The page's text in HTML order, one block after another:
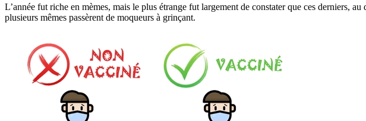
L’année fut riche en mèmes, mais le plus étrange fut largement de constater que ces derniers,
plusieurs mêmes passèrent de moqueurs à grinçant.